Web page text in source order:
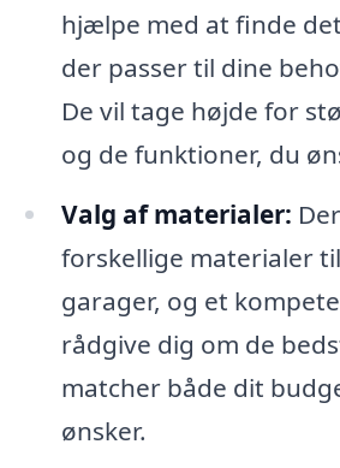
hjælpe med at finde
der passer til dine
De vil tage højde for
og de funktioner, du
Valg af materialer:
forskellige materialer
garager, og et
rådgive dig om de
matcher både dit
ønsker.